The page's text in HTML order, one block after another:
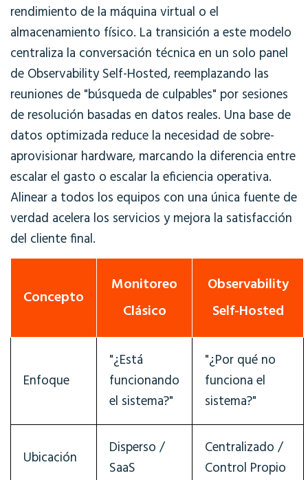
rendimiento de la máquina virtual o el
almacenamiento físico. La transición a este modelo
centraliza la conversación técnica en un solo panel
de Observability Self-Hosted, reemplazando las
reuniones de "búsqueda de culpables" por sesiones
de resolución basadas en datos reales. Una base de
datos optimizada reduce la necesidad de sobre-
aprovisionar hardware, marcando la diferencia entre
escalar el gasto o escalar la eficiencia operativa.
Alinear a todos los equipos con una única fuente de
verdad acelera los servicios y mejora la satisfacción
del cliente final.
Concepto
Monitoreo
Clásico
Observability
Self-Hosted
Enfoque
"¿Está
funcionando
el sistema?"
"¿Por qué no
funciona el
sistema?"
Ubicación
Disperso /
SaaS
Centralizado /
Control Propio